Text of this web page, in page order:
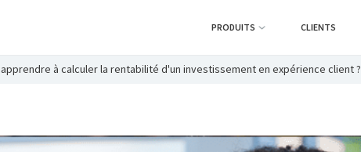
PRODUITS CLIENTS
à calculer la rentabilité d'un investissement en expérience client ?